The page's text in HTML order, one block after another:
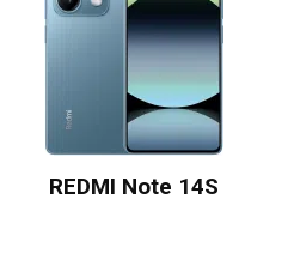
REDMI Note 14S